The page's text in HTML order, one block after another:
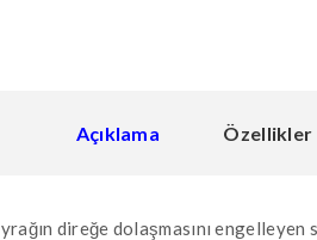
Açıklama Özellikler
direğe dolaşmasını engelleyen